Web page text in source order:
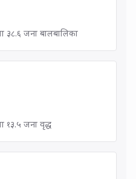
३८.६ जना बालबालिका38.6
Dependency Ratio
१३.५ जना वृद्ध13.5
Median Age